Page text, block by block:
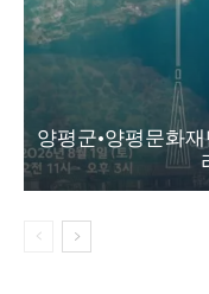
양평군·양평문화